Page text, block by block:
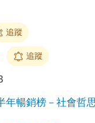
追蹤
追蹤
年暢銷榜－社會哲